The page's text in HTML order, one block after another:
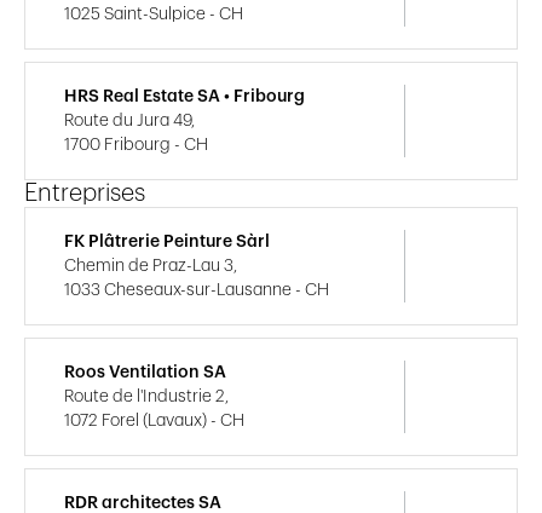
1025 Saint-Sulpice - CH
HRS Real Estate SA • Fribourg
Route du Jura 49,
1700 Fribourg - CH
Entreprises
FK Plâtrerie Peinture Sàrl
Chemin de Praz-Lau 3,
1033 Cheseaux-sur-Lausanne - CH
Roos Ventilation SA
Route de l'Industrie 2,
1072 Forel (Lavaux) - CH
RDR architectes SA